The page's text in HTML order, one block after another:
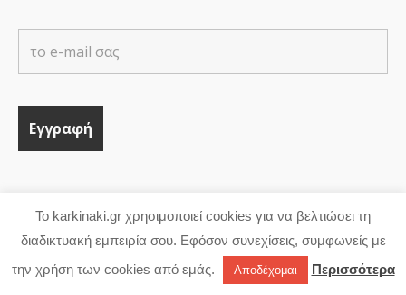
YOUBEHERO
Το karkinaki.gr χρησιμοποιεί cookies για να βελτιώσει τη
διαδικτυακή εμπειρία σου. Εφόσον συνεχίσεις, συμφωνείς με
την χρήση των cookies από εμάς.
Αποδέχομαι Περισσότερα